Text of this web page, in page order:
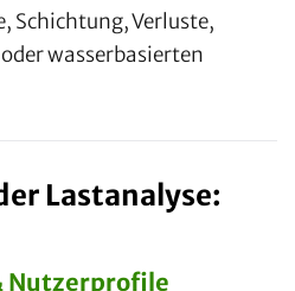
Schichtung, Verluste,
wasserbasierten
Lastanalyse:
Nutzerprofile